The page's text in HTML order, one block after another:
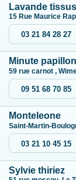
Lavande tissus
15 Rue Maurice
03 21 84 28 27
Minute papillon
59 rue carnot ,
09 51 68 70 85
Monteleone
Saint-Martin-
03 21 10 45 15
Sylvie thiriez